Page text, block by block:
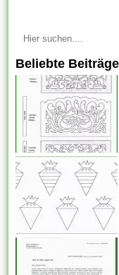
Beliebte Beiträge